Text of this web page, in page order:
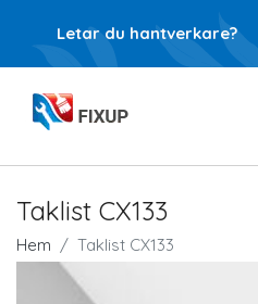
Letar du hantverkare?
Taklist CX133
Hem Taklist CX133